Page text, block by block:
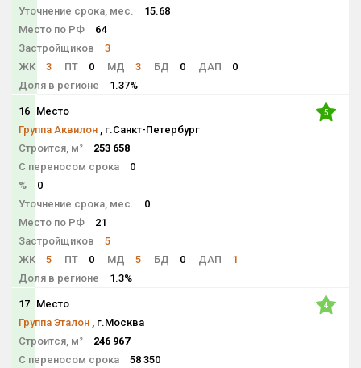
Уточнение срока, мес.
15.68
Место по РФ
64
Застройщиков
3
ЖК
3 ПТ 0 МД 3 БД 0 ДАП
0
Доля в регионе
1.37%
16 Место
Группа Аквилон , г.Санкт-Петербург
Строится, м²
253 658
С переносом срока
0
%
0
Уточнение срока, мес.
0
Место по РФ
21
Застройщиков
5
ЖК
5 ПТ 0 МД 5 БД 0 ДАП
1
Доля в регионе
1.3%
5
17 Место
Группа Эталон , г.Москва
Строится, м²
246 967
С переносом срока
58 350
4